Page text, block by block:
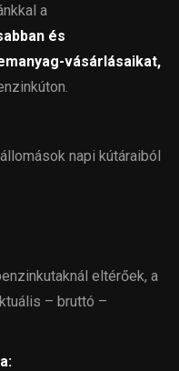
a
és
vásárlásaikat,
napi kútáraiból
eltérőek, a
– bruttó –